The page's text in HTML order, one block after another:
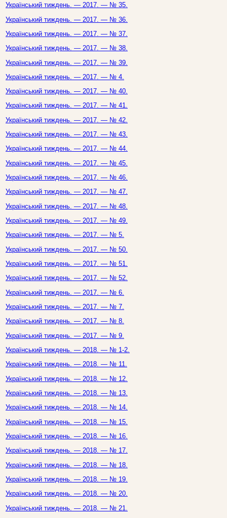
Український тиждень. — 2017. — № 35.
Український тиждень. — 2017. — № 36.
Український тиждень. — 2017. — № 37.
Український тиждень. — 2017. — № 38.
Український тиждень. — 2017. — № 39.
Український тиждень. — 2017. — № 4.
Український тиждень. — 2017. — № 40.
Український тиждень. — 2017. — № 41.
Український тиждень. — 2017. — № 42.
Український тиждень. — 2017. — № 43.
Український тиждень. — 2017. — № 44.
Український тиждень. — 2017. — № 45.
Український тиждень. — 2017. — № 46.
Український тиждень. — 2017. — № 47.
Український тиждень. — 2017. — № 48.
Український тиждень. — 2017. — № 49.
Український тиждень. — 2017. — № 5.
Український тиждень. — 2017. — № 50.
Український тиждень. — 2017. — № 51.
Український тиждень. — 2017. — № 52.
Український тиждень. — 2017. — № 6.
Український тиждень. — 2017. — № 7.
Український тиждень. — 2017. — № 8.
Український тиждень. — 2017. — № 9.
Український тиждень. — 2018. — № 1-2.
Український тиждень. — 2018. — № 11.
Український тиждень. — 2018. — № 12.
Український тиждень. — 2018. — № 13.
Український тиждень. — 2018. — № 14.
Український тиждень. — 2018. — № 15.
Український тиждень. — 2018. — № 16.
Український тиждень. — 2018. — № 17.
Український тиждень. — 2018. — № 18.
Український тиждень. — 2018. — № 19.
Український тиждень. — 2018. — № 20.
Український тиждень. — 2018. — № 21.